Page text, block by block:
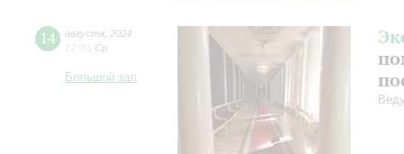
14 августа
2024
12:00 Ср
Большой зал